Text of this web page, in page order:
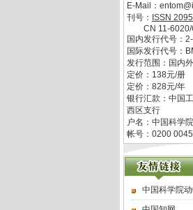
E-Mail：
刊号： ISSN
CN 11-6020/
国内发行代号：
国际发行代号：
发行范围：国内
定价： 138元/册
定价： 828元/年
银行汇款：中国
西区支行
户名：中国科学
帐号：0200
中国科学院